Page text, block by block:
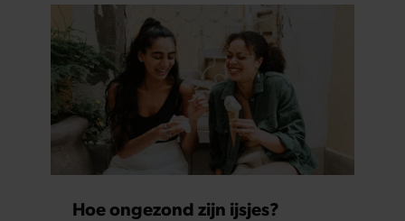
Hoe ongezond zijn ijsjes?